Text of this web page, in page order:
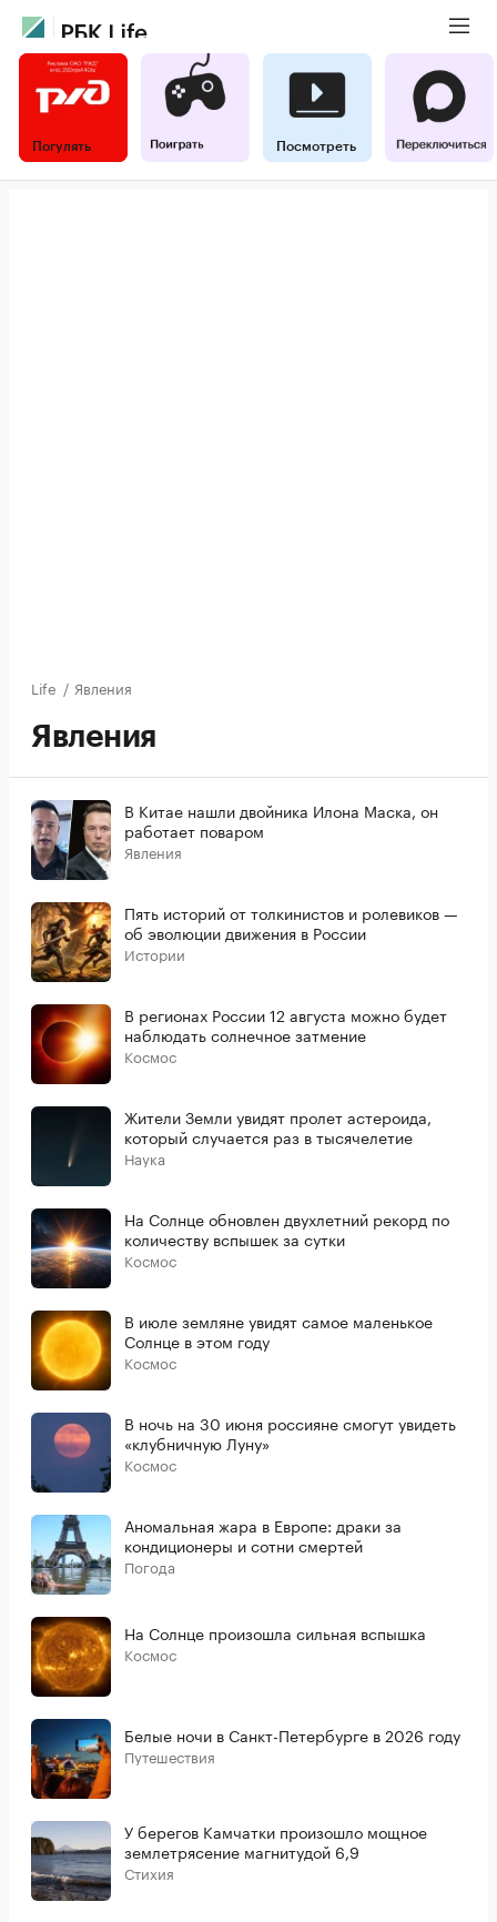
Погулять Посмотреть
Life / Явления
Явления
В Китае нашли двойника Илона Маска, он
работает поваром
Явления
Пять историй от толкинистов и ролевиков —
об эволюции движения в России
Истории
В регионах России 12 августа можно будет
наблюдать солнечное затмение
Космос
Жители Земли увидят пролет астероида,
который случается раз в тысячелетие
Наука
На Солнце обновлен двухлетний рекорд по
количеству вспышек за сутки
Космос
В июле земляне увидят самое маленькое
Солнце в этом году
Космос
В ночь на 30 июня россияне смогут увидеть
«клубничную Луну»
Космос
Аномальная жара в Европе: драки за
кондиционеры и сотни смертей
Погода
На Солнце произошла сильная вспышка
Космос
Белые ночи в Санкт-Петербурге в 2026 году
Путешествия
У берегов Камчатки произошло мощное
землетрясение магнитудой 6,9
Стихия